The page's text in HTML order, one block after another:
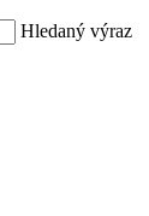
Hledaný výraz